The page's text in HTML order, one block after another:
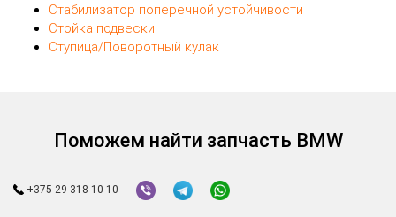
Стабилизатор поперечной устойчивости
Стойка подвески
Ступица/Поворотный кулак
Поможем найти запчасть BMW
+375 29 318-10-10